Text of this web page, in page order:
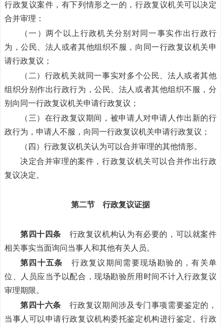
行政复议案件，有下列情形之一的，行政复议机关可以决定
合并审理：
（一）两个以上行政机关分别对同一事实作出行政行
为，公民、法人或者其他组织不服，向同一行政复议机关申
请行政复议；
（二）行政机关就同一事实对多个公民、法人或者其他
组织分别作出行政行为，公民、法人或者其他组织不服，分
别向同一行政复议机关申请行政复议；
（三）在行政复议期间，被申请人对申请人作出新的行
政行为，申请人不服，向同一行政复议机关申请行政复议；
（四）行政复议机关认为可以合并审理的其他情形。
决定合并审理的案件，行政复议机关可以合并作出行政
复议决定。
第二节 行政复议证据
第四十四条 行政复议机构认为有必要的，可以就案件
相关事实当面询问当事人和其他有关人员。
第四十五条
行政复议期间需要现场勘验的，有关单
位、人员应当予以配合，现场勘验所用时间不计入行政复议
审理期限。
第四十六条 行政复议期间涉及专门事项需要鉴定的，
当事人可以申请行政复议机构委托鉴定机构进行鉴定。行政